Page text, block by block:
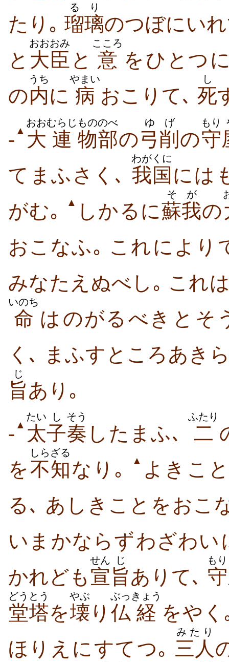
たり｡ 瑠璃
るり
の​つぼ​に​い
と 大臣
おおおみ
と 意
こころ
を​ひとつ​
の内
うち
に 病
やまい
おこり​て､ 死
し
- ▲ 大
おお
連
むらじ
物部
もののべ
の弓削
ゆげ
の守
もり
て​まふさく､ 我国
わがくに
には​
がむ｡
▲ しかるに蘇我
そが
の
おこなふ｡ これ​に​より​
みな​たえ​ぬ​べし｡ これ​
命
いのち
は​のがる​べき​と​そ
く､ まふす​ところ​あき
旨
じ
あり｡
- ▲ 太
たい
子
し
奏
そう
し​たまふ､ 二
ふたり
を不知
しらざる
なり｡ ▲ よき​こ
る､ あしき​こと​を​おこ
いま​かならず​わざわい​
かれども 宣
せん
旨
じ
あり​て､ 守
もり
堂塔
どうとう
を壊
やぶ
り 仏
ぶっ
経
きょう
を​や
ほりえ​に​すて​つ｡ 三人
みたり